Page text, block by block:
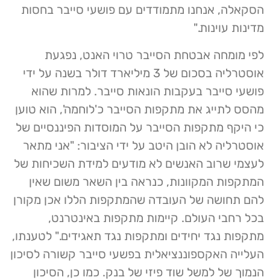
הסקאלה, אנחנו מתמודדים עם פושעי סייבר בחסות
מדינות עוינות."
לפי מומחה אבטחת הסייבר טרוי האנט, נפגעת
אוסטרליה בסכום של 3 מיליארד דולר בשנה על ידי
פושעי סייבר בעקבות הונאות סייבר. למרות שהוא
מהסס לתייג את מתקפות הסייבר כ'לוחמה', הוא טוען
כי היקף מתקפות הסייבר על המוסדות הפיננסיים של
אוסטרליה לא הובן היטב על ידי הציבור: "אני מתאר
לעצמי שרוב האנשים לא מודעים למידת השכיחות של
המתקפות המקוונות, כנראה בין השאר משום שאין
להם תחושה של העובדה שהמתקפות הללו אכן מקורן
בכל רחבי העולם. קיימות מתקפות באינטרנט,
מתקפות נגד יחידים ומתקפות נגד תאגידים." לטענתו,
העלייה האקספוננציאלית בפשעי סייבר קשורה לסיכון
הנמוך של למשל שוד פיזי של בנק. כמו כן, הסיכון